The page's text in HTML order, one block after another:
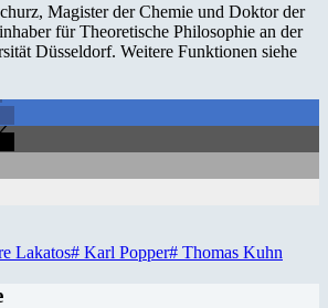
Magister der Chemie und Doktor der
für Theoretische Philosophie an der
Düsseldorf. Weitere Funktionen siehe
Lakatos# Karl Popper# Thomas Kuhn